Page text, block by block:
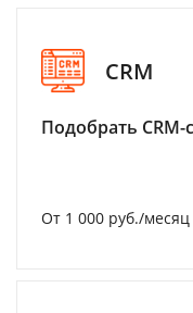
CRM
Подобрать
От 1 000 руб./месяц